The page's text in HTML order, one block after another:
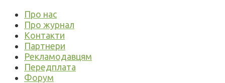
Про нас
Про журнал
Контакти
Партнери
Рекламодавцям
Передплата
Форум